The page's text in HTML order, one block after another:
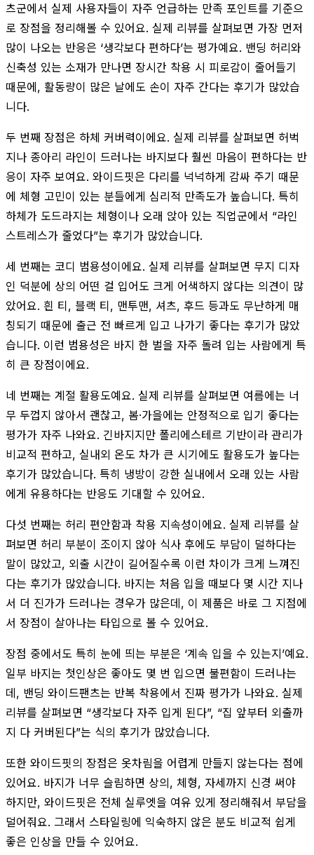
츠군에서 실제 사용자들이 자주 언급하는 만족 포인트를 기준으
로 장점을 정리해볼 수 있어요. 실제 리뷰를 살펴보면 가장 먼저
많이 나오는 반응은 ‘생각보다 편하다’는 평가예요. 밴딩 허리와
신축성 있는 소재가 만나면 장시간 착용 시 피로감이 줄어들기
때문에, 활동량이 많은 날에도 손이 자주 간다는 후기가 많았습
니다.
두 번째 장점은 하체 커버력이에요. 실제 리뷰를 살펴보면 허벅
지나 종아리 라인이 드러나는 바지보다 훨씬 마음이 편하다는 반
응이 자주 보여요. 와이드핏은 다리를 넉넉하게 감싸 주기 때문
에 체형 고민이 있는 분들에게 심리적 만족도가 높습니다. 특히
하체가 도드라지는 체형이나 오래 앉아 있는 직업군에서 “라인
스트레스가 줄었다”는 후기가 많았습니다.
세 번째는 코디 범용성이에요. 실제 리뷰를 살펴보면 무지 디자
인 덕분에 상의 어떤 걸 입어도 크게 어색하지 않다는 의견이 많
았어요. 흰 티, 블랙 티, 맨투맨, 셔츠, 후드 등과도 무난하게 매
칭되기 때문에 출근 전 빠르게 입고 나가기 좋다는 후기가 많았
습니다. 이런 범용성은 바지 한 벌을 자주 돌려 입는 사람에게 특
히 큰 장점이에요.
네 번째는 계절 활용도예요. 실제 리뷰를 살펴보면 여름에는 너
무 두껍지 않아서 괜찮고, 봄·가을에는 안정적으로 입기 좋다는
평가가 자주 나와요. 긴바지지만 폴리에스테르 기반이라 관리가
비교적 편하고, 실내외 온도 차가 큰 시기에도 활용도가 높다는
후기가 많았습니다. 특히 냉방이 강한 실내에서 오래 있는 사람
에게 유용하다는 반응도 기대할 수 있어요.
다섯 번째는 허리 편안함과 착용 지속성이에요. 실제 리뷰를 살
펴보면 허리 부분이 조이지 않아 식사 후에도 부담이 덜하다는
말이 많았고, 외출 시간이 길어질수록 이런 차이가 크게 느껴진
다는 후기가 많았습니다. 바지는 처음 입을 때보다 몇 시간 지나
서 더 진가가 드러나는 경우가 많은데, 이 제품은 바로 그 지점에
서 장점이 살아나는 타입으로 볼 수 있어요.
장점 중에서도 특히 눈에 띄는 부분은 ‘계속 입을 수 있는지’예요.
일부 바지는 첫인상은 좋아도 몇 번 입으면 불편함이 드러나는
데, 밴딩 와이드팬츠는 반복 착용에서 진짜 평가가 나와요. 실제
리뷰를 살펴보면 “생각보다 자주 입게 된다”, “집 앞부터 외출까
지 다 커버된다”는 식의 후기가 많았습니다.
또한 와이드핏의 장점은 옷차림을 어렵게 만들지 않는다는 점에
있어요. 바지가 너무 슬림하면 상의, 체형, 자세까지 신경 써야
하지만, 와이드핏은 전체 실루엣을 여유 있게 정리해줘서 부담을
덜어줘요. 그래서 스타일링에 익숙하지 않은 분도 비교적 쉽게
좋은 인상을 만들 수 있어요.